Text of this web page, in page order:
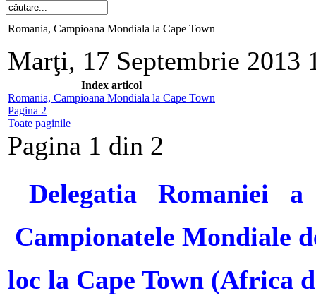
Romania, Campioana Mondiala la Cape Town
Marţi, 17 Septembrie 2013
Index articol
Romania, Campioana Mondiala la Cape Town
Pagina 2
Toate paginile
Pagina 1 din 2
Delegatia Romaniei
Campionatele Mondiale
loc la Cape Town (Africa